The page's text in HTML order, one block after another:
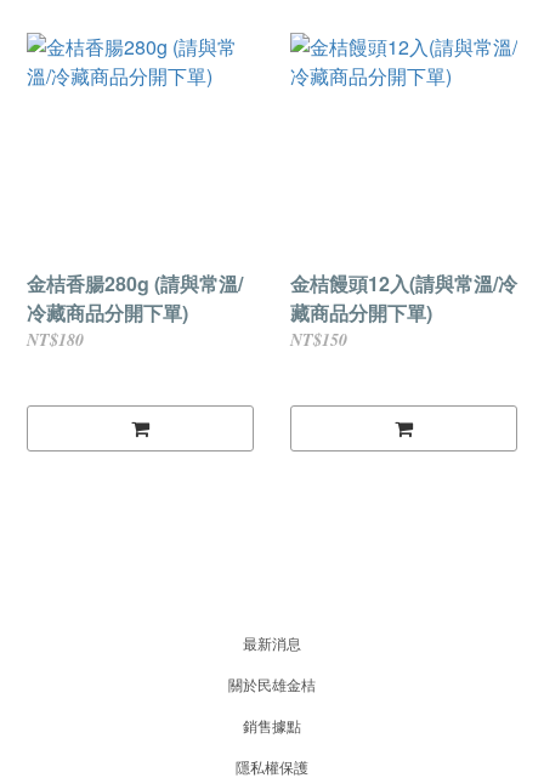
金桔香腸280g (請與常溫/
冷藏商品分開下單)
NT$180
金桔饅頭12入(請與常溫/冷
藏商品分開下單)
NT$150
最新消息
關於民雄金桔
銷售據點
隱私權保護